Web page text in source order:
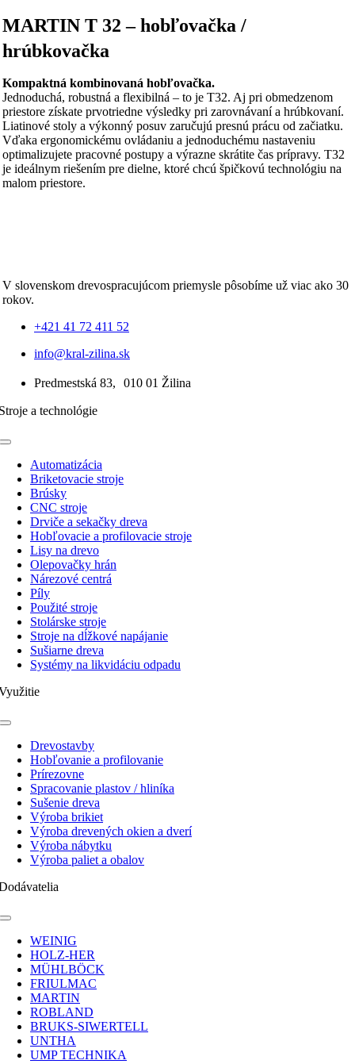
MARTIN T 32 – hobľovačka /
hrúbkovačka
Kompaktná kombinovaná hobľovačka.
Jednoduchá, robustná a flexibilná – to je T32. Aj pri obmedzenom
priestore získate prvotriedne výsledky pri zarovnávaní a hrúbkovaní.
Liatinové stoly a výkonný posuv zaručujú presnú prácu od začiatku.
Vďaka ergonomickému ovládaniu a jednoduchému nastaveniu
optimalizujete pracovné postupy a výrazne skrátite čas prípravy. T32
je ideálnym riešením pre dielne, ktoré chcú špičkovú technológiu na
malom priestore.
V slovenskom drevospracujúcom priemysle pôsobíme už viac ako 30
rokov.
+421 41 72 411 52
info@kral-zilina.sk
Predmestská 83, 010 01 Žilina
a technológie
Toggle
NavigationAutomatizácia
Briketovacie stroje
Brúsky
CNC stroje
Drviče a sekačky dreva
Hobľovacie a profilovacie stroje
Lisy na drevo
Olepovačky hrán
Nárezové centrá
Píly
Použité stroje
Stolárske stroje
Stroje na dĺžkové napájanie
Sušiarne dreva
Systémy na likvidáciu odpadu
Toggle
NavigationDrevostavby
Hobľovanie a profilovanie
Prírezovne
Spracovanie plastov / hliníka
Sušenie dreva
Výroba brikiet
Výroba drevených okien a dverí
Výroba nábytku
Výroba paliet a obalov
Toggle
NavigationWEINIG
HOLZ-HER
MÜHLBÖCK
FRIULMAC
MARTIN
ROBLAND
BRUKS-SIWERTELL
UNTHA
UMP TECHNIKA